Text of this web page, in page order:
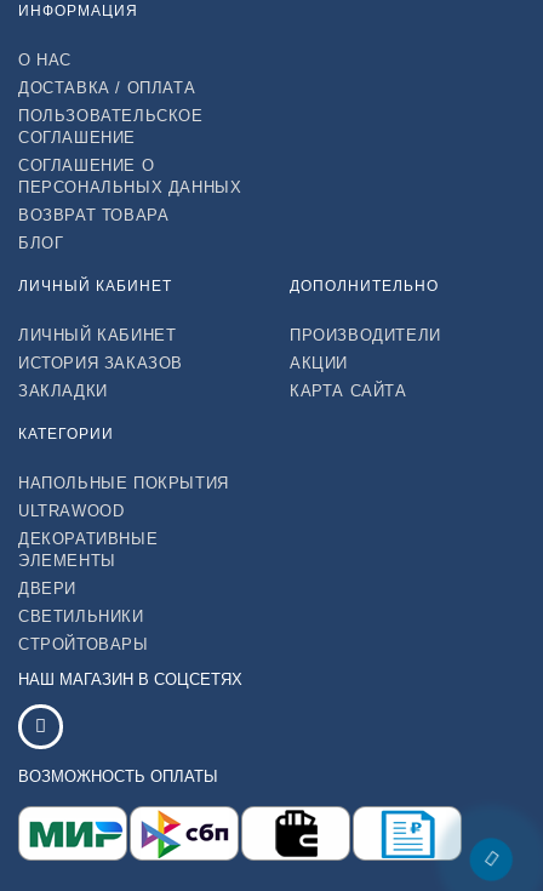
ИНФОРМАЦИЯ
О НАС
ДОСТАВКА / ОПЛАТА
ПОЛЬЗОВАТЕЛЬСКОЕ
СОГЛАШЕНИЕ
СОГЛАШЕНИЕ О
ПЕРСОНАЛЬНЫХ ДАННЫХ
ВОЗВРАТ ТОВАРА
БЛОГ
ЛИЧНЫЙ КАБИНЕТ
ЛИЧНЫЙ КАБИНЕТ
ИСТОРИЯ ЗАКАЗОВ
ЗАКЛАДКИ
ДОПОЛНИТЕЛЬНО
ПРОИЗВОДИТЕЛИ
АКЦИИ
КАРТА САЙТА
КАТЕГОРИИ
НАПОЛЬНЫЕ ПОКРЫТИЯ
ULTRAWOOD
ДЕКОРАТИВНЫЕ
ЭЛЕМЕНТЫ
ДВЕРИ
СВЕТИЛЬНИКИ
СТРОЙТОВАРЫ
НАШ МАГАЗИН В СОЦСЕТЯХ
ВОЗМОЖНОСТЬ ОПЛАТЫ